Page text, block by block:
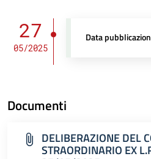
27
05/2025
Data
Documenti
DELIBERAZIONE DEL
STRAORDINARIO EX